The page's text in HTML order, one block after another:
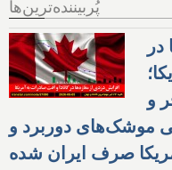
پُربیننده‌ترین‌ها
و
موشک‌های دوربرد و